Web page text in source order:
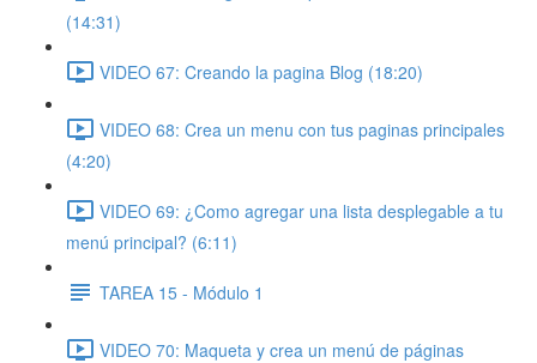
(14:31)
VIDEO 67: Creando la pagina Blog (18:20)
VIDEO 68: Crea un menu con tus paginas principales
(4:20)
VIDEO 69: ¿Como agregar una lista desplegable a tu
menú principal? (6:11)
TAREA 15 - Módulo 1
VIDEO 70: Maqueta y crea un menú de páginas